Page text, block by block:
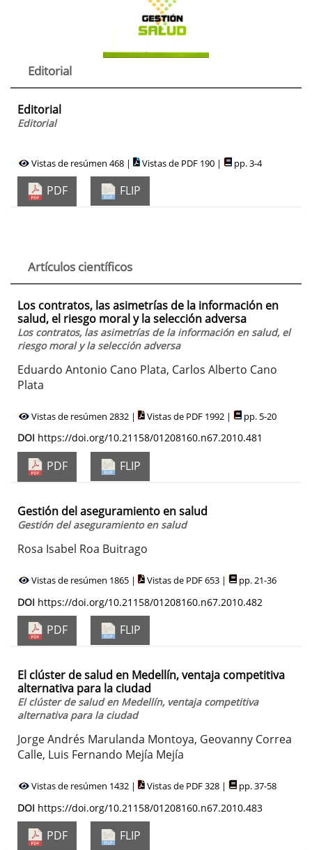
Editorial
Editorial
Editorial
Vistas de resúmen 468 | Vistas de PDF 190 | pp. 3-4
PDF FLIP
Artículos científicos
Los contratos, las asimetrías de la información en
salud, el riesgo moral y la selección adversa
Los contratos, las asimetrías de la información en salud, el
riesgo moral y la selección adversa
Eduardo Antonio Cano Plata, Carlos Alberto Cano
Plata
Vistas de resúmen 2832 | Vistas de PDF 1992 | pp. 5-20
DOI https://doi.org/10.21158/01208160.n67.2010.481
PDF FLIP
Gestión del aseguramiento en salud
Gestión del aseguramiento en salud
Rosa Isabel Roa Buitrago
Vistas de resúmen 1865 | Vistas de PDF 653 | pp. 21-36
DOI https://doi.org/10.21158/01208160.n67.2010.482
PDF FLIP
El clúster de salud en Medellín, ventaja competitiva
alternativa para la ciudad
El clúster de salud en Medellín, ventaja competitiva
alternativa para la ciudad
Jorge Andrés Marulanda Montoya, Geovanny Correa
Calle, Luis Fernando Mejía Mejía
Vistas de resúmen 1432 | Vistas de PDF 328 | pp. 37-58
DOI https://doi.org/10.21158/01208160.n67.2010.483
PDF FLIP